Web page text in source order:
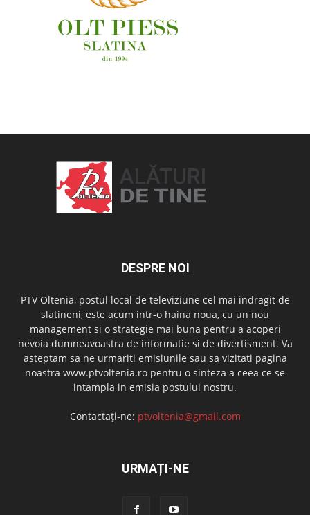
DESPRE NOI
PTV Oltenia, postul local de televiziune cel mai indragit de
slatineni, este acum intr-o haina noua, cu un nou
management si o strategie mai buna pentru a acoperi
nevoia dumneavoastra de informatie si de divertisment. Va
asteptam sa ne urmariti emisiunile sau sa vizitati pagina
noastra www.ptvoltenia.ro pentru o sinteza a ceea ce se
intampla in emisia postului nostru.
Contactați-ne: ptvoltenia@gmail.com
URMAȚI-NE